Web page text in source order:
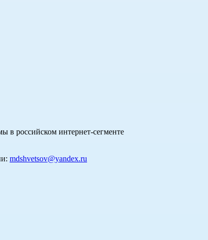
в российском интернет-сегменте
mdshvetsov@yandex.ru